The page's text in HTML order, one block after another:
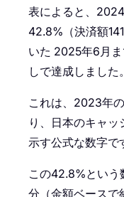
表によると、
42.8%（決済額
いた 2025年6月
しで達成しました。
これは、2023年
り、日本のキャ
示す公式な数字で
この42.8%という
分（金額ベース